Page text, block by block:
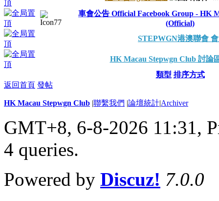
車會公告 Official Facebook Group - HK
(Official)
STEPWGN港澳聯會
HK Macau Stepwgn Club 討論
類型 排序方式
返回首頁 發帖
HK Macau Stepwgn Club |聯繫我們 |論壇統計|Archiver
GMT+8, 6-8-2026 11:31,
4 queries.
Powered by Discuz! 7.0.0